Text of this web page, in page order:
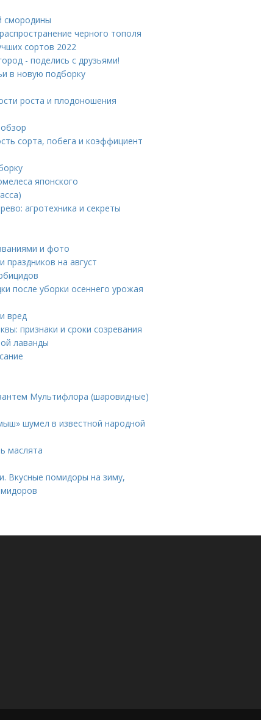
смородины
черного тополя
сортов 2022
- поделись с друзьями!
в новую подборку
роста и плодоношения
сорта, побега и коэффициент
японского
агротехника и секреты
и фото
на август
после уборки осеннего урожая
вред
признаки и сроки созревания
лаванды
Мультифлора (шаровидные)
шумел в известной народной
маслята
Вкусные помидоры на зиму,